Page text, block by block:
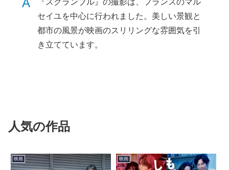
セイユを中心に行われました。美しい景観と
都市の風景が映画のスリリングな雰囲気を引
き立てています。
人気の作品
映画 映画